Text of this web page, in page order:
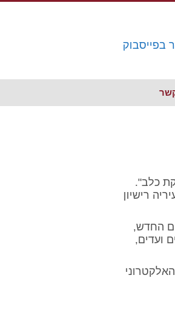
כלב".
רישיון
החדש,
ועדים,